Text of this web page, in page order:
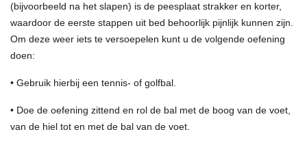
(bijvoorbeeld na het slapen) is de peesplaat strakker en korter,
waardoor de eerste stappen uit bed behoorlijk pijnlijk kunnen zijn.
Om deze weer iets te versoepelen kunt u de volgende oefening
doen:
• Gebruik hierbij een tennis- of golfbal.
• Doe de oefening zittend en rol de bal met de boog van de voet,
van de hiel tot en met de bal van de voet.